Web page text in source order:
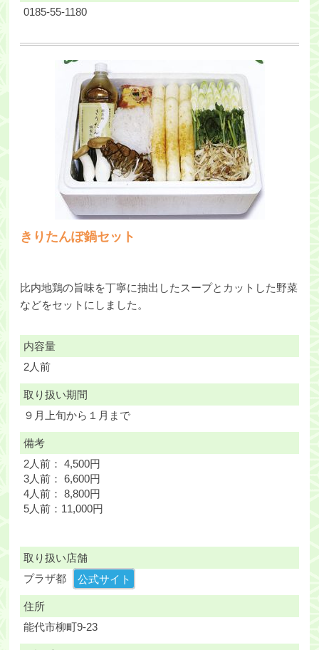
0185-55-1180
きりたんぽ鍋セット
比内地鶏の旨味を丁寧に抽出したスープとカットした野菜
などをセットにしました。
内容量
2人前
取り扱い期間
９月上旬から１月まで
備考
2人前： 4,500円
3人前： 6,600円
4人前： 8,800円
5人前：11,000円
取り扱い店舗
プラザ都
公式サイト
住所
能代市柳町9-23